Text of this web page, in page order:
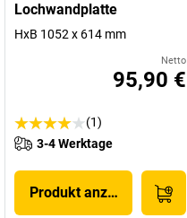
Lochwandplatte
HxB 1052 x 614 mm
Netto
95,90 €
(1)
3-4 Werktage
Produkt anzeigen